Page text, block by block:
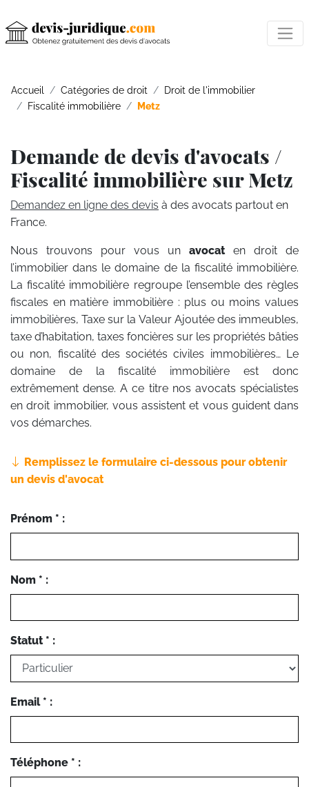
Accueil Catégories de droit
Droit de l'immobilier
Fiscalité immobilière
Metz
Demande de devis d'avocats /
Fiscalité immobilière sur Metz
Demandez en ligne des devis à des avocats partout en
France.
Nous trouvons pour vous un avocat en droit de
l’immobilier dans le domaine de la fiscalité immobilière.
La fiscalité immobilière regroupe l’ensemble des règles
fiscales en matière immobilière : plus ou moins values
immobilières, Taxe sur la Valeur Ajoutée des immeubles,
taxe d’habitation, taxes foncières sur les propriétés bâties
ou non, fiscalité des sociétés civiles immobilières… Le
domaine de la fiscalité immobilière est donc
extrêmement dense. A ce titre nos avocats spécialistes
en droit immobilier, vous assistent et vous guident dans
vos démarches.
Remplissez le formulaire ci-dessous pour obtenir
un devis d'avocat
Prénom * :
Nom * :
Statut * :
Email * :
Téléphone * :